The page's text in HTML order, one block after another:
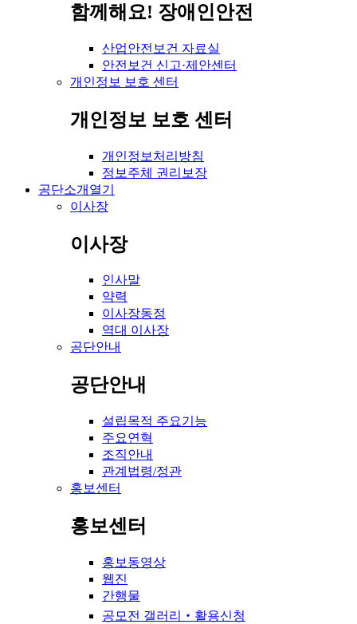
함께해요! 장애인안전
산업안전보건 자료실
안전보건 신고·제안센터
개인정보 보호 센터
개인정보 보호 센터
개인정보처리방침
정보주체 권리보장
공단소개 열기
이사장
이사장
인사말
약력
이사장동정
역대 이사장
공단안내
공단안내
설립목적 주요기능
주요연혁
조직안내
관계법령/정관
홍보센터
홍보센터
홍보동영상
웹진
간행물
공모전 갤러리‧활용신청